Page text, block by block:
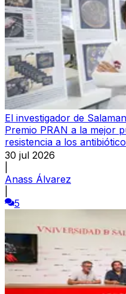
El investigador de
Premio PRAN a la mejor
resistencia a los
30 jul 2026
Anass Álvarez
5